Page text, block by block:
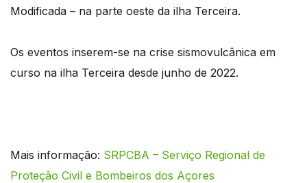
Modificada – na parte oeste da ilha Terceira.
Os eventos inserem-se na crise sismovulcânica em
curso na ilha Terceira desde junho de 2022.
Mais informação: SRPCBA – Serviço Regional de
Proteção Civil e Bombeiros dos Açores